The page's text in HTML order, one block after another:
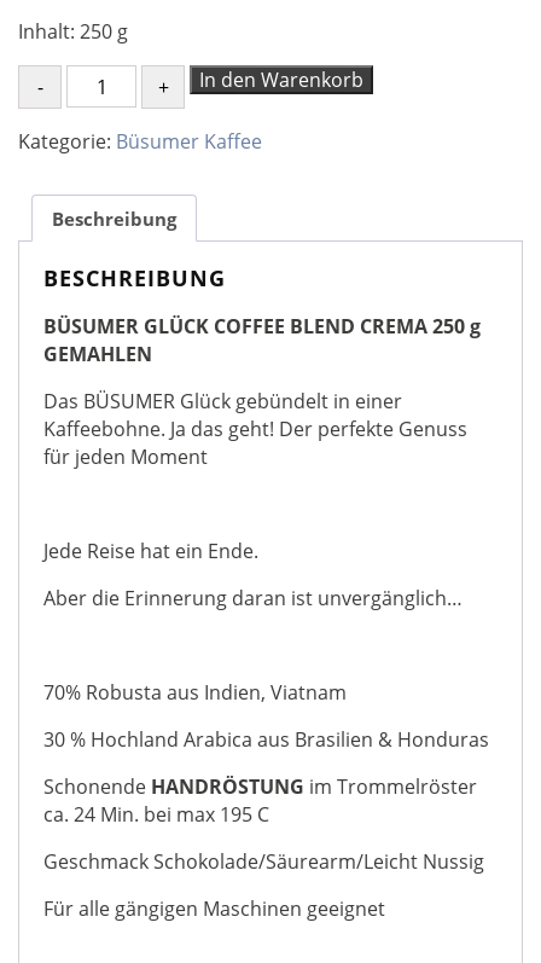
Inhalt: 250 g
BÜSUMER
GLÜCK
COFFEE
BLEND
CREMA
g
GEMAHLEN
In den Warenkorb
Kategorie: Büsumer Kaffee
Beschreibung
BESCHREIBUNG
BÜSUMER GLÜCK COFFEE BLEND CREMA 250 g
GEMAHLEN
Das BÜSUMER Glück gebündelt in einer
Kaffeebohne. Ja das geht! Der perfekte Genuss
für jeden Moment
Jede Reise hat ein Ende.
Aber die Erinnerung daran ist unvergänglich…
70% Robusta aus Indien, Viatnam
30 % Hochland Arabica aus Brasilien & Honduras
Schonende HANDRÖSTUNG im Trommelröster
ca. 24 Min. bei max 195 C
Geschmack Schokolade/Säurearm/Leicht Nussig
Für alle gängigen Maschinen geeignet